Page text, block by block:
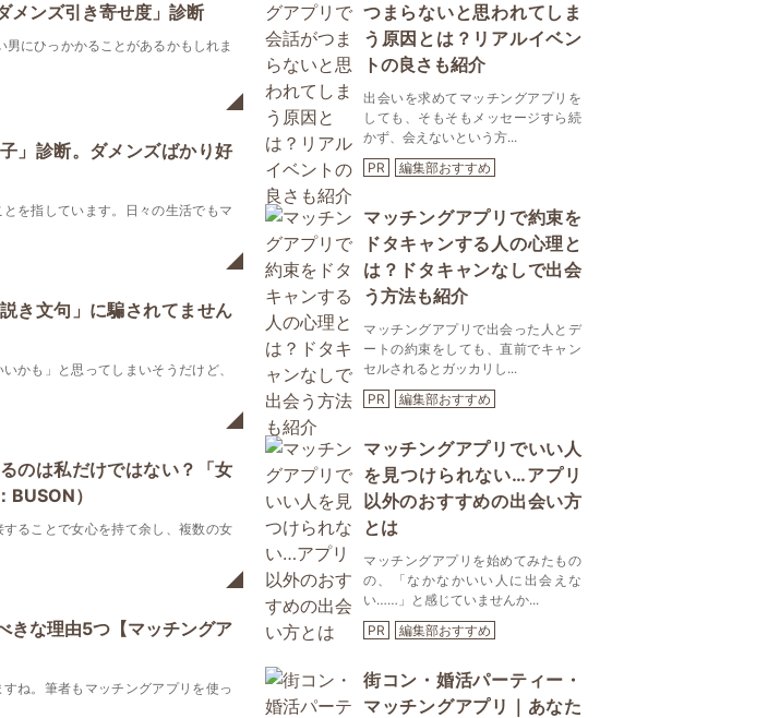
メンズ引き寄せ度」診断
にひっかかることがあるかもしれま
」診断。ダメンズばかり好
を指しています。日々の生活でもマ
き文句」に騙されてません
かも」と思ってしまいそうだけど、
のは私だけではない？「女
BUSON）
ることで女心を持て余し、複数の女
きな理由5つ【マッチングア
ね。筆者もマッチングアプリを使っ
つまらないと思われてしま
う原因とは？リアルイベン
トの良さも紹介
出会いを求めてマッチングアプリを
しても、そもそもメッセージすら続
かず、会えないという方...
PR
編集部おすすめ
マッチングアプリで約束を
ドタキャンする人の心理と
は？ドタキャンなしで出会
う方法も紹介
マッチングアプリで出会った人とデ
ートの約束をしても、直前でキャン
セルされるとガッカリし...
PR
編集部おすすめ
マッチングアプリでいい人
を見つけられない…アプリ
以外のおすすめの出会い方
とは
マッチングアプリを始めてみたもの
の、「なかなかいい人に出会えな
い……」と感じていませんか...
PR
編集部おすすめ
街コン・婚活パーティー・
マッチングアプリ｜あなた